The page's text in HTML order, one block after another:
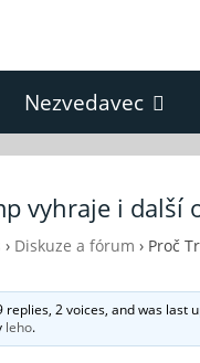
Nezvedavec
Fórum
O Nezvědavci
vyhraje i další
› Diskuze a fórum › Proč
replies, 2 voices, and was last
leho.